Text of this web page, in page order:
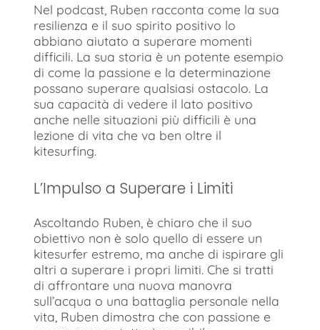
Nel podcast, Ruben racconta come la sua
resilienza e il suo spirito positivo lo
abbiano aiutato a superare momenti
difficili. La sua storia è un potente esempio
di come la passione e la determinazione
possano superare qualsiasi ostacolo. La
sua capacità di vedere il lato positivo
anche nelle situazioni più difficili è una
lezione di vita che va ben oltre il
kitesurfing.
L’Impulso a Superare i Limiti
Ascoltando Ruben, è chiaro che il suo
obiettivo non è solo quello di essere un
kitesurfer estremo, ma anche di ispirare gli
altri a superare i propri limiti. Che si tratti
di affrontare una nuova manovra
sull’acqua o una battaglia personale nella
vita, Ruben dimostra che con passione e